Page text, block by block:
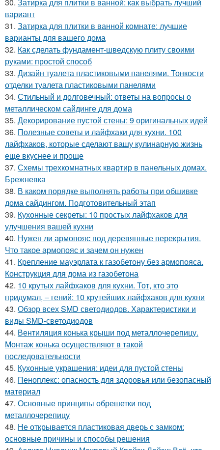
вариант
31. Затирка для плитки в ванной комнате: лучшие
варианты для вашего дома
32. Как сделать фундамент-шведскую плиту своими
руками: простой способ
33. Дизайн туалета пластиковыми панелями. Тонкости
отделки туалета пластиковыми панелями
34. Стильный и долговечный: ответы на вопросы о
металлическом сайдинге для дома
35. Декорирование пустой стены: 9 оригинальных идей
36. Полезные советы и лайфхаки для кухни. 100
лайфхаков, которые сделают вашу кулинарную жизнь
еще вкуснее и проще
37. Схемы трехкомнатных квартир в панельных домах.
Брежневка
38. В каком порядке выполнять работы при обшивке
дома сайдингом. Подготовительный этап
39. Кухонные секреты: 10 простых лайфхаков для
улучшения вашей кухни
40. Нужен ли армопояс под деревянные перекрытия.
Что такое армопояс и зачем он нужен
41. Крепление мауэрлата к газобетону без армопояса.
Конструкция для дома из газобетона
42. 10 крутых лайфхаков для кухни. Тот, кто это
придумал, – гений: 10 крутейших лайфхаков для кухни
43. Обзор всех SMD светодиодов. Характеристики и
виды SMD-светодиодов
44. Вентиляция конька крыши под металлочерепицу.
Монтаж конька осуществляют в такой
последовательности
45. Кухонные украшения: идеи для пустой стены
46. Пеноплекс: опасность для здоровья или безопасный
материал
47. Основные принципы обрешетки под
металлочерепицу
48. Не открывается пластиковая дверь с замком:
основные причины и способы решения